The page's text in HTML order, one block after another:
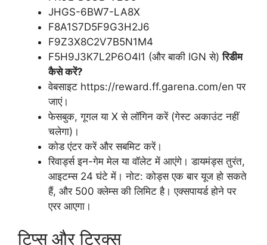
JHGS-6BW7-LA8X
F8A1S7D5F9G3H2J6
F9Z3X8C2V7B5N1M4
F5H9J3K7L2P6O4I1 (और बाकी IGN से)रिडीम
कैसे करें?
वेबसाइट https://reward.ff.garena.com/en पर
जाएं।
फेसबुक, गूगल या X से लॉगिन करें (गेस्ट अकाउंट नहीं
चलेगा)।
कोड एंटर करें और सबमिट करें।
रिवार्ड्स इन-गेम मेल या वॉलेट में आएंगे। डायमंड्स तुरंत,
आइटम्स 24 घंटे में। नोट: कोड्स एक बार यूज हो सकते
हैं, और 500 क्लेम्स की लिमिट है। एक्सपायर्ड होने पर
एरर आएगा।
टिप्स और ट्रिक्स